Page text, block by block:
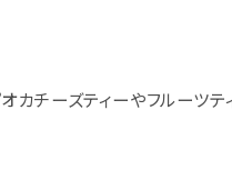
カチーズティーやフルーツ